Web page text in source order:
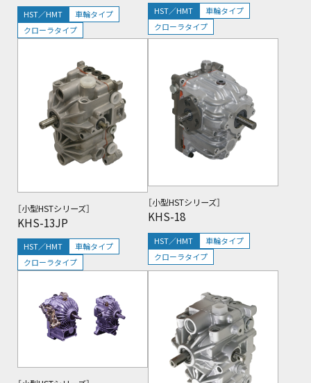
HST／HMT
車輪タイプ
クローラタイプ
HST／HMT
車輪タイプ
クローラタイプ
［小型HSTシリーズ］
KHS-13JP
HST／HMT
車輪タイプ
クローラタイプ
［小型HSTシリーズ］
KHS-18
HST／HMT
車輪タイプ
クローラタイプ